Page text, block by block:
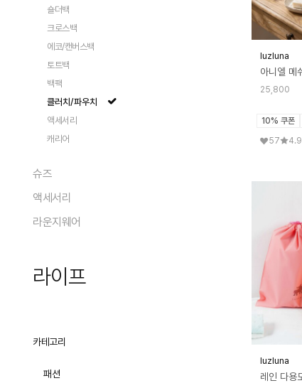
가디건/베스트
트렌치
팬츠
데님
숄더백
크로스백
에코/캔버스백
토트백
백팩
클러치/파우치
액세서리
캐리어
슈즈
전체
펌프스
슬리퍼/뮬
액세서리
전체
스카프/머플러
쥬얼리
양말/스타킹
라운지웨어
여성 상의
여성 하의
투피스/세트
라이프
리빙
전체
카테고리
패션
luzluna
25,800
10% 쿠폰
57
4.9
luzluna